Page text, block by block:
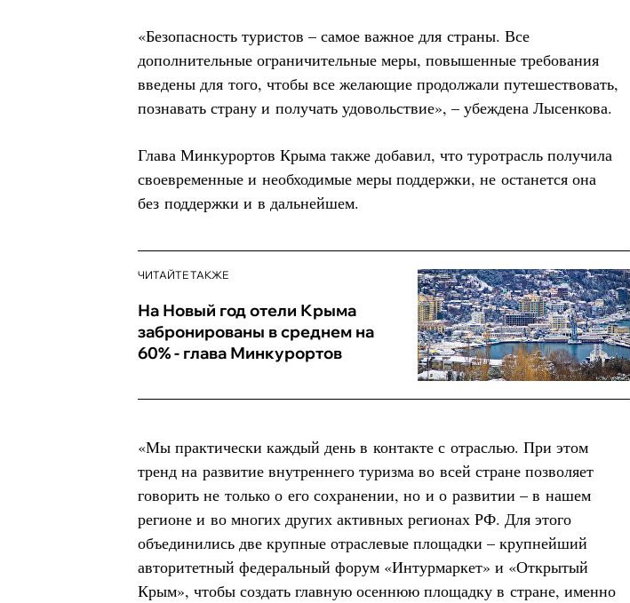
«Безопасность туристов – самое важное для страны. Все
дополнительные ограничительные меры, повышенные требования
введены для того, чтобы все желающие продолжали путешествовать,
познавать страну и получать удовольствие», – убеждена Лысенкова.
Глава Минкурортов Крыма также добавил, что туротрасль получила
своевременные и необходимые меры поддержки, не останется она
без поддержки и в дальнейшем.
ЧИТАЙТЕ ТАКЖЕ
На Новый год отели Крыма
забронированы в среднем на
60% - глава Минкурортов
«Мы практически каждый день в контакте с отраслью. При этом
тренд на развитие внутреннего туризма во всей стране позволяет
говорить не только о его сохранении, но и о развитии – в нашем
регионе и во многих других активных регионах РФ. Для этого
объединились две крупные отраслевые площадки – крупнейший
авторитетный федеральный форум «Интурмаркет» и «Открытый
Крым», чтобы создать главную осеннюю площадку в стране, именно